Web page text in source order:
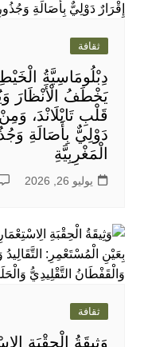
ثقافة
دِبْلُومَاسِيَّةُ
يَخْطَفُ الْأَنْظَارَ
قَلْبِ تَايْلَانْدَ، وَمِنْ
دَوْلِيٌّ بِأَصَالَةِ
الْمَغْرِبِيَّةِ
يوليو 26, 2026
ثقافة